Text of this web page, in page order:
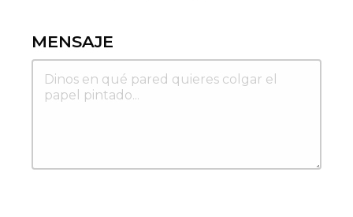
MENSAJE